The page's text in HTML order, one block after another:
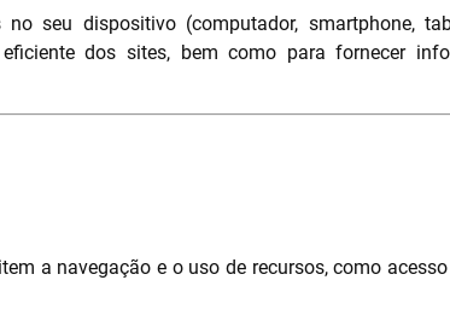
seu dispositivo (computador, smartphone,
dos sites, bem como para fornecer
a navegação e o uso de recursos, como